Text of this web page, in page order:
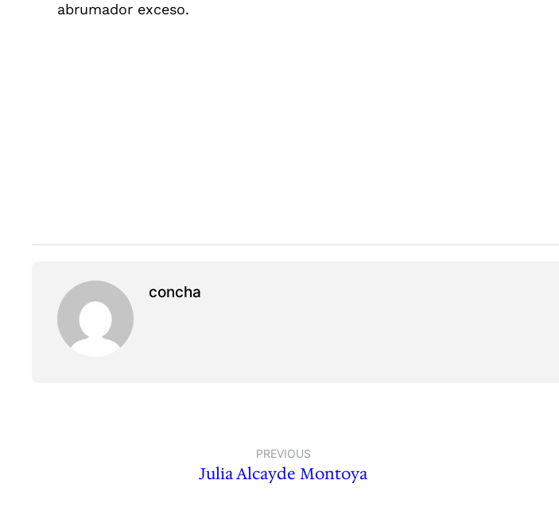
abrumador exceso.
concha
PREVIOUS
Julia Alcayde Montoya